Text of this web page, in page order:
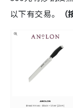
以下有交易。